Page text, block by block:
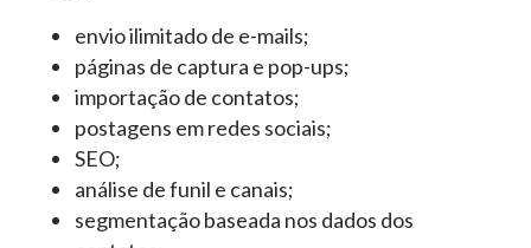
envio ilimitado de e-mails;
páginas de captura e pop-ups;
importação de contatos;
postagens em redes sociais;
SEO;
análise de funil e canais;
segmentação baseada nos dados dos